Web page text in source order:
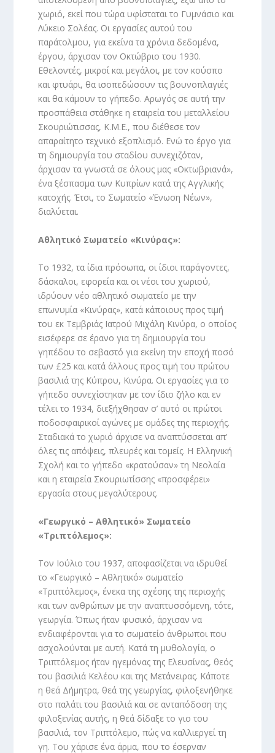
χωριό, εκεί που τώρα υφίσταται το Γυμνάσιο και
Λύκειο Σολέας. Οι εργασίες αυτού του
παράτολμου, για εκείνα τα χρόνια δεδομένα,
έργου, άρχισαν τον Οκτώβριο του 1930.
Εθελοντές, μικροί και μεγάλοι, με τον κούσπο
και φτυάρι, θα ισοπεδώσουν τις βουνοπλαγιές
και θα κάμουν το γήπεδο. Αρωγός σε αυτή την
προσπάθεια στάθηκε η εταιρεία του μεταλλείου
Σκουριώτισσας, Κ.Μ.Ε., που διέθεσε τον
απαραίτητο τεχνικό εξοπλισμό. Ενώ το έργο για
τη δημιουργία του σταδίου συνεχιζόταν,
άρχισαν τα γνωστά σε όλους μας «Οκτωβριανά»,
ένα ξέσπασμα των Κυπρίων κατά της Αγγλικής
κατοχής. Έτσι, το Σωματείο «Ένωση Νέων»,
διαλύεται.
Αθλητικό Σωματείο «Κινύρας»:
Το 1932, τα ίδια πρόσωπα, οι ίδιοι παράγοντες,
δάσκαλοι, εφορεία και οι νέοι του χωριού,
ιδρύουν νέο αθλητικό σωματείο με την
επωνυμία «Κινύρας», κατά κάποιους προς τιμή
του εκ Τεμβριάς Ιατρού Μιχάλη Κινύρα, ο οποίος
εισέφερε σε έρανο για τη δημιουργία του
γηπέδου το σεβαστό για εκείνη την εποχή ποσό
των £25 και κατά άλλους προς τιμή του πρώτου
βασιλιά της Κύπρου, Κινύρα. Οι εργασίες για το
γήπεδο συνεχίστηκαν με τον ίδιο ζήλο και εν
τέλει το 1934, διεξήχθησαν σ’ αυτό οι πρώτοι
ποδοσφαιρικοί αγώνες με ομάδες της περιοχής.
Σταδιακά το χωριό άρχισε να αναπτύσσεται απ’
όλες τις απόψεις, πλευρές και τομείς. Η Ελληνική
Σχολή και το γήπεδο «κρατούσαν» τη Νεολαία
και η εταιρεία Σκουριωτίσσης «προσφέρει»
εργασία στους μεγαλύτερους.
«Γεωργικό – Αθλητικό» Σωματείο
«Τριπτόλεμος»:
Τον Ιούλιο του 1937, αποφασίζεται να ιδρυθεί
το «Γεωργικό – Αθλητικό» σωματείο
«Τριπτόλεμος», ένεκα της σχέσης της περιοχής
και των ανθρώπων με την αναπτυσσόμενη, τότε,
γεωργία. Όπως ήταν φυσικό, άρχισαν να
ενδιαφέρονται για το σωματείο άνθρωποι που
ασχολούνται με αυτή. Κατά τη μυθολογία, ο
Τριπτόλεμος ήταν ηγεμόνας της Ελευσίνας, θεός
του βασιλιά Κελέου και της Μετάνειρας. Κάποτε
η θεά Δήμητρα, θεά της γεωργίας, φιλοξενήθηκε
στο παλάτι του βασιλιά και σε ανταπόδοση της
φιλοξενίας αυτής, η θεά δίδαξε το γιο του
βασιλιά, τον Τριπτόλεμο, πώς να καλλιεργεί τη
γη. Του χάρισε ένα άρμα, που το έσερναν